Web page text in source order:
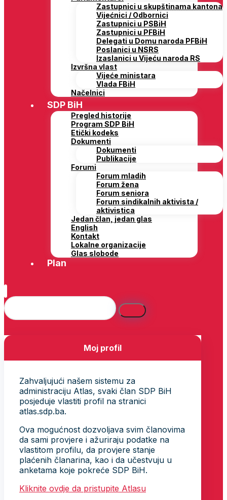
Zastupnici u skupštinama kantona
Vijećnici / Odbornici
Zastupnici u PSBiH
Zastupnici u PFBiH
Delegati u Domu naroda PFBiH
Poslanici u NSRS
Izaslanici u Vijeću naroda RS
Izvršna vlast
Vijeće ministara
Vlada FBiH
Načelnici
SDP BiH
Pregled historije
Program SDP BiH
Etički kodeks
Dokumenti
Dokumenti
Publikacije
Forumi
Forum mladih
Forum žena
Forum seniora
Forum sindikalnih aktivista /
aktivistica
Jedan član, jedan glas
English
Kontakt
Lokalne organizacije
Glas slobode
Plan
Moj profil
Zahvaljujući našem sistemu za
administraciju Atlas, svaki član SDP BiH
posjeduje vlastiti profil na stranici
atlas.sdp.ba.
Ova mogućnost dozvoljava svim članovima
da sami provjere i ažuriraju podatke na
vlastitom profilu, da provjere stanje
plaćenih članarina, kao i da učestvuju u
anketama koje pokreće SDP BiH.
Kliknite ovdje da pristupite Atlasu